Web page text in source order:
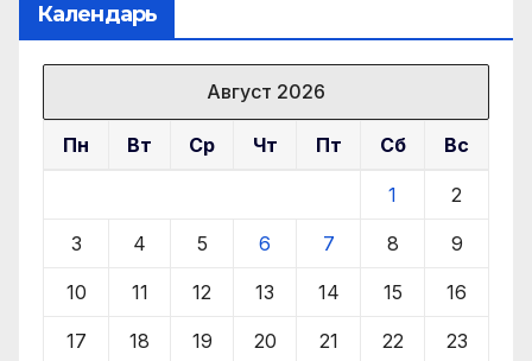
Календарь
Август 2026
Пн Вт Ср Чт Пт Сб Вс
1 2
3 4 5 6 7 8 9
10 11 12 13 14 15 16
17 18 19 20 21 22 23